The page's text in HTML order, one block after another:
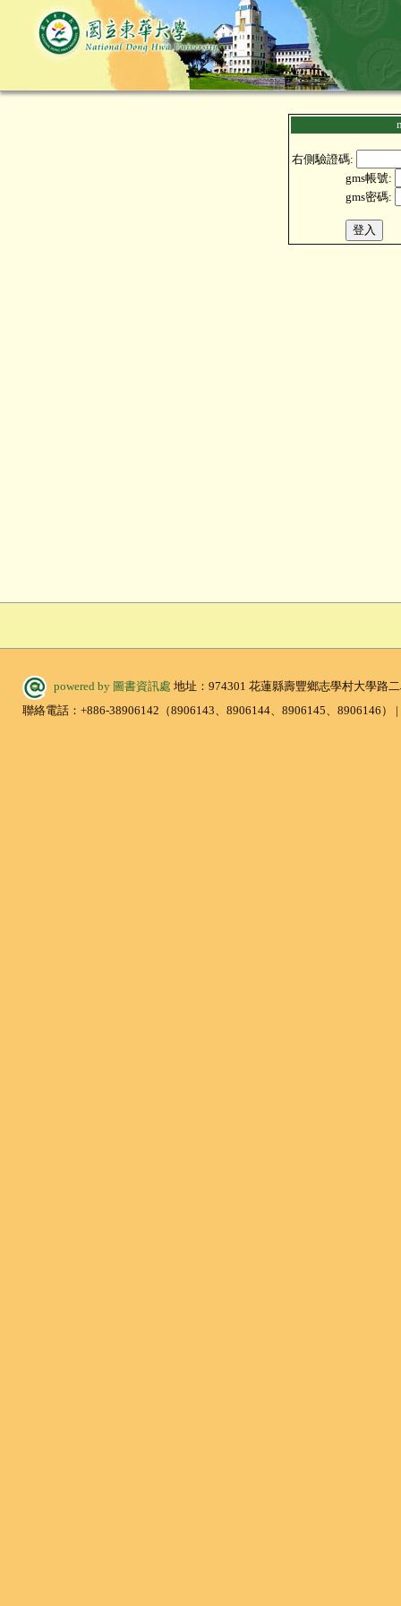
右側驗證碼:
gms帳號:
gms密碼:
powered by 圖書資訊處 地址：974301 花蓮縣壽豐鄉志學村大學路
聯絡電話：+886-38906142（8906143、8906144、8906145、8906146）